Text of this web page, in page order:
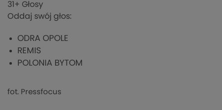
31 + Głosy
Oddaj swój głos:
ODRA OPOLE
REMIS
POLONIA BYTOM
fot. Pressfocus